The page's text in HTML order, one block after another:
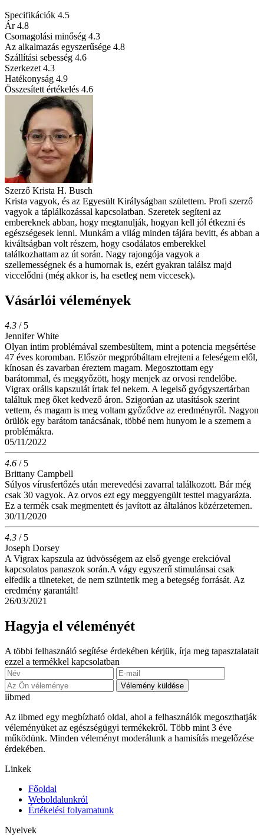
Specifikációk 4.5
Ár 4.8
Csomagolási minőség 4.3
Az alkalmazás egyszerűsége 4.8
Szállítási sebesség 4.6
Szerkezet 4.3
Hatékonyság 4.9
Összesített értékelés 4.6
Szerző Krista H. Busch
Krista vagyok, és az Egyesült Királyságban születtem. Profi szerző
vagyok a táplálkozással kapcsolatban. Szeretek segíteni az
embereknek abban, hogy megtanulják, hogyan kell jól étkezni és
egészségesek lenni. Munkám a világ minden tájára bevitt, és abban a
kiváltságban volt részem, hogy csodálatos emberekkel
találkozhattam az út során. Nagy rajongója vagyok a
szellemességnek és a humornak is, ezért gyakran találsz majd
viccelődni (még akkor is, ha esetleg nem viccesek).
Vásárlói vélemények
4.3 / 5
Jennifer White
Olyan intim problémával szembesültem, mint a potencia megsértése
47 éves koromban. Először megpróbáltam elrejteni a feleségem elől,
kínosan és zavarban éreztem magam. Megosztottam egy
barátommal, és meggyőzött, hogy menjek az orvosi rendelőbe.
Vigrax orális kapszulát írtak fel nekem. A legelső gyógyszertárban
találtuk meg őket kedvező áron. Szigorúan az utasítások szerint
vettem, és magam is meg voltam győződve az eredményről. Nagyon
örülök egy barátom tanácsának, többé nem hunyom le a szemem a
problémákra.
05/11/2022
4.6 / 5
Brittany Campbell
Súlyos vírusfertőzés után merevedési zavarral találkozott. Bár még
csak 30 vagyok. Az orvos ezt egy meggyengült testtel magyarázta.
Ez a termék csak megmentett és javított az általános közérzetemen.
30/11/2020
4.3 / 5
Joseph Dorsey
A Vigrax kapszula az üdvösségem az első gyenge erekcióval
kapcsolatos panaszok során.A vágy egyszerű stimulánsai csak
elfedik a tüneteket, de nem szüntetik meg a betegség forrását. Az
eredmény garantált!
26/03/2021
Hagyja el véleményét
A többi felhasználó segítése érdekében kérjük, írja meg tapasztalatait
ezzel a termékkel kapcsolatban
Vélemény küldése
iibmed
Az iibmed egy megbízható oldal, ahol a felhasználók megoszthatják
véleményüket az egészségügyi termékekről. Több mint 3 éve
működünk. Minden véleményt moderálunk a hamisítás megelőzése
érdekében.
Linkek
Főoldal
Weboldalunkról
Értékelési folyamatunk
Nyelvek